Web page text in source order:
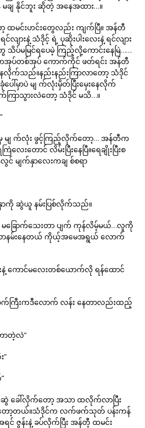
ချ နိုင်ဘူး ဆိုတဲ့ အနေအထား…။
ော့ ထမင်းဟင်းတွေလည်း ကျက်ပြီ။ အန်တီ
င်လျားနဲ့ သံဒိုင့် ရဲ့ ပုဆိုးပါးလေးနဲ့ ရင်လျား
မမြင်ရပေမဲ့ ကြည့်လို့ကောင်းနေမြဲ……
ာအုပ်တစ်အုပ် ကောက်ကိုင် ဖတ်ရင်း အန်တီ
နေလိုက်သည်။နည်းနည်းကြာလာတော့ သံဒိုင်
ေါ်မှာပဲ မျ က်လုံးမှိတ်ပြီးမှေးနေလိုက်
ြာသွားလဲတော့ သံဒိုင် မသိ…။
မျ က်လုံး ဖွင့်ကြည့်လိုက်တော့… အန်တီက
ြဲလေးတောင် လိမ်းပြီးနေပြီ။ရေချိုးပြီးစ
င် မျက်နှာလေးကချ စ်စရာ
နှာကို ဆွဲယူ နမ်းပြစ်လိုက်သည်။
ခြောက်သေးတာ ပျက် ကုန်လိမ့်မယ်…လူကို
းလာနမ်းနေတယ် ကိုယ့်အမေအရွယ် လောက်
ကောင်မလေးတစ်ယောက်လို ရန်ထောင်
ကြီးကဒီလောက် လန်း နေတာလည်းထည့်
ာတဲ့လဲ”
”
ေါ်လိုက်တော့ အသာ ထလိုက်လာပြီး
တော့တယ်။သံဒိုင်က လက်ဖက်သုတ် ပန်းကန်
န်းနဲ့ ခပ်လိုက်ပြီး အန်တီ့ ထမင်း